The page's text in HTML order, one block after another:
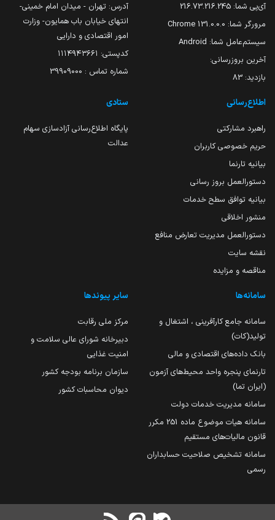
آی‌پی شما: 216.73.216.245
مرورگر شما: 131.0.0.0 Chrome
سیستم‌عامل شما: Android
آخرین بروزرسانی:
بازدید: 83
آدرس: تهران - میدان امام خمینی-
انتهای خیابان باب همایون- وزارت
امور اقتصادی و دارایی
کدپستی: ۱۱۱۴۹۴۳۶۶۱
شماره تماس : 39909000
اطلاع‌رسانی
راهبرد مشارکتی
حریم خصوصی کاربران
بیانیه تارنما
دستورالعمل بروز رسانی
بیانیه توافق سطح خدمات
منشور اخلاقی
دستورالعمل مدیریت تعارض منافع
نقشه سایت
مناقصه و مزایده
ستادی
پایگاه اطلاع‌رسانی آزادسازی سهام
عدالت
سامانه‌ها
سامانه جامع کارآفرینی ، اشتغال و
تولید(کات)
بانک داده‌های اقتصادی و مالی
تارنمای پنجره واحد محیط‌های آزمون
(ایران تما)
سامانه مدیریت خدمات دولت
سامانه هیات موضوع ماده 251 مکرر
قانون مالیات‌های مستقیم
سامانه تشخیص صلاحیت حسابداران
رسمی
سایر پیوندها
مرکز ملی رقابت
دبیرخانه شورای عالی سلامت و
امنیت غذایی
سازمان برنامه بودجه کشور
دیوان محاسبات کشور